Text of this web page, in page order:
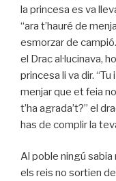
la princesa es va
“ara t’hauré de
esmorzar de
el Drac al·lucinava,
princesa li va dir.
menjar que et feia
t’ha agrada’t?” el
has de complir la
Al poble ningú
els reis no sortien